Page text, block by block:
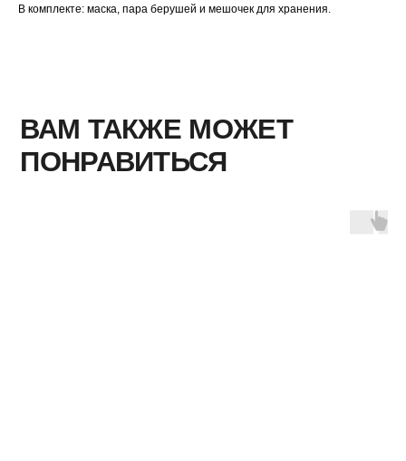
В комплекте: маска, пара берушей и мешочек для хранения.